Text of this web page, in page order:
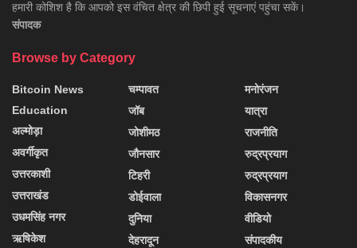
हमारी कोशिश है कि आपको इस वंचित क्षेत्र की छिपी हुई सूचनाएं पहुंचा सकें।
संपादक
Browse by Category
Bitcoin News
Education
अल्मोड़ा
अवर्गीकृत
उत्तरकाशी
उत्तराखंड
उधमसिंह नगर
ऋषिकेश
चम्पावत
जॉब
जोशीमठ
जौनसार
टिहरी
डोईवाला
दुनिया
देहरादून
मनोरंजन
यात्रा
राजनीति
रुद्रप्रयाग
रुद्रप्रयाग
विकासनगर
वीडियो
संपादकीय